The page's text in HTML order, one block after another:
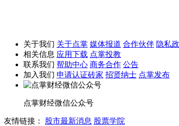
关于我们 关于点掌 媒体报道 合作伙伴 隐私
相关信息 应用下载 点掌投教
联系我们 帮助中心 商务合作 公告
加入我们 申请认证砖家 招贤纳士 点掌发布
点掌财经微信公众号
友情链接： 股市最新消息 股票学院